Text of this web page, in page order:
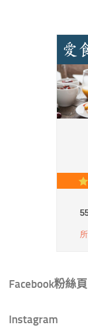
Facebook粉絲頁
Instagram